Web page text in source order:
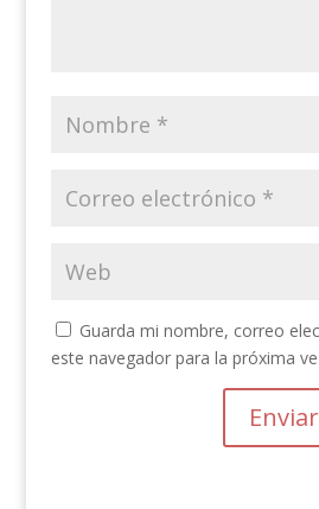
Guarda mi nombre, correo
este navegador para la próxima